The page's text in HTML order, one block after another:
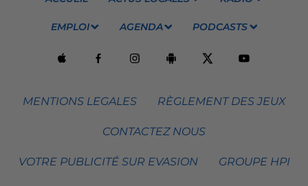
EMPLOI AGENDA PODCASTS
MENTIONS LEGALES RÈGLEMENT DES JEUX
CONTACTEZ NOUS
VOTRE PUBLICITÉ SUR EVASION GROUPE HPI